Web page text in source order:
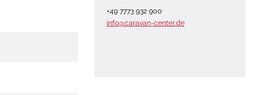
+49 7773 932 900
info@caravan-center.de